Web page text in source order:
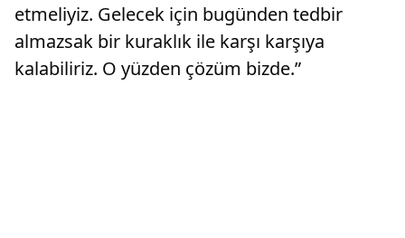
etmeliyiz. Gelecek için bugünden tedbir
almazsak bir kuraklık ile karşı karşıya
kalabiliriz. O yüzden çözüm bizde.”